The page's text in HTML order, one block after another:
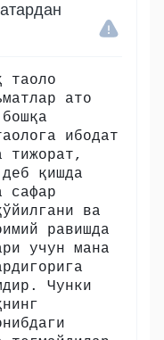
таоло
ато
ибодат
тижорат,
қишда
сафар
ва
равишда
учун мана
Чунки